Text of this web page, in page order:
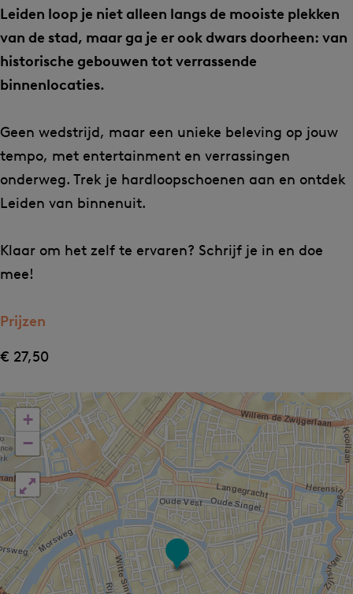
a
i
l
i
d
e
n
T
r
a
i
L
e
i
d
n
T
r
a
i
L
e
i
d
n
Leiden loop je niet alleen langs de mooiste plekken
van de stad, maar ga je er ook dwars doorheen: van
historische gebouwen tot verrassende
binnenlocaties.
Geen wedstrijd, maar een unieke beleving op jouw
tempo, met entertainment en verrassingen
onderweg. Trek je hardloopschoenen aan en ontdek
Leiden van binnenuit.
Klaar om het zelf te ervaren? Schrijf je in en doe
mee!
Prijzen
€ 27,50
U
b
a
+
−